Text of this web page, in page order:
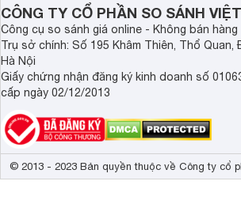
CÔNG TY CỔ PHẦN SO SÁNH
Công cụ so sánh giá online - Không bán hàng
Trụ sở chính: Số 195 Khâm Thiên, Thổ Quan,
Hà Nội
Giấy chứng nhận đăng ký kinh doanh số
cấp ngày 02/12/2013
© 2013 - 2023 Bản quyền thuộc về Công ty cổ